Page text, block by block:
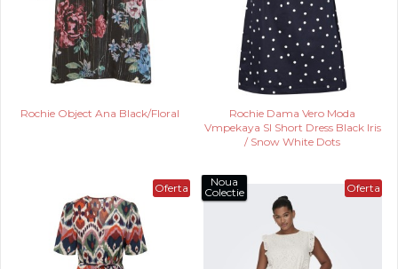
Rochie Object Ana Black/Floral
Rochie Dama Vero Moda
Vmpekaya Sl Short Dress Black Iris
/ Snow White Dots
Oferta Oferta
Noua
Colectie